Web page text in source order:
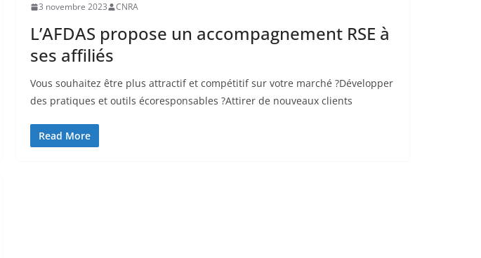
3 novembre 2023 CNRA
L’AFDAS propose un accompagnement RSE à
ses affiliés
Vous souhaitez être plus attractif et compétitif sur votre marché ?Développer
des pratiques et outils écoresponsables ?Attirer de nouveaux clients
Read More